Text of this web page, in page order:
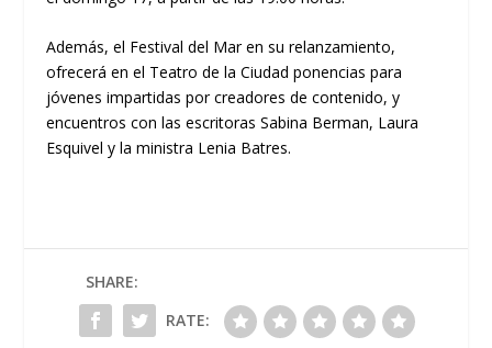
Además, el Festival del Mar en su relanzamiento,
ofrecerá en el Teatro de la Ciudad ponencias para
jóvenes impartidas por creadores de contenido, y
encuentros con las escritoras Sabina Berman, Laura
Esquivel y la ministra Lenia Batres.
SHARE:
RATE: